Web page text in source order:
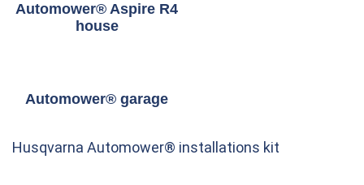
Automower® Aspire R4
house
Automower® garage
Husqvarna Automower® installations kit